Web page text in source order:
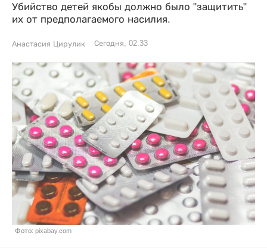
Убийство детей якобы должно было "защитить"
их от предполагаемого насилия.
Анастасия Цирулик Сегодня, 02:33
Фото: pixabay.com